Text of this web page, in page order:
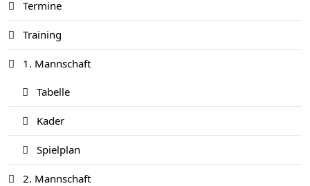
Termine
Training
1. Mannschaft
Tabelle
Kader
Spielplan
2. Mannschaft